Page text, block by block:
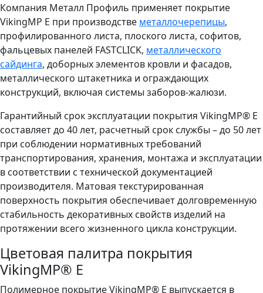
Компания Металл Профиль применяет покрытие
VikingMP E при производстве металлочерепицы,
профилированного листа, плоского листа, софитов,
фальцевых панелей FASTCLICK, металлического
сайдинга, доборных элементов кровли и фасадов,
металлического штакетника и ограждающих
конструкций, включая системы заборов-жалюзи.
Гарантийный срок эксплуатации покрытия VikingMP® E
составляет до 40 лет, расчетный срок службы – до 50 лет
при соблюдении нормативных требований
транспортирования, хранения, монтажа и эксплуатации
в соответствии с технической документацией
производителя. Матовая текстурированная
поверхность покрытия обеспечивает долговременную
стабильность декоративных свойств изделий на
протяжении всего жизненного цикла конструкции.
Цветовая палитра покрытия
VikingMP® E
Полимерное покрытие VikingMP® E выпускается в